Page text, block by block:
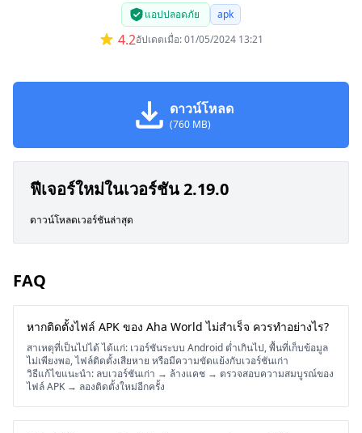
แอปปลอดภัย apk
4.2อัปเดตเมื่อ: 01/05/2024 13:21
ดาวน์โหลด
(760 MB)
ฟีเจอร์ใหม่ในเวอร์ชัน 2.19.0
ดาวน์โหลดเวอร์ชันล่าสุด
FAQ
หากติดตั้งไฟล์ APK ของ Aha World ไม่สำเร็จ ควรทำอย่างไร?
สาเหตุที่เป็นไปได้ ได้แก่: เวอร์ชันระบบ Android ต่ำเกินไป, พื้นที่เก็บข้อมูล
ไม่เพียงพอ, ไฟล์ติดตั้งเสียหาย หรือมีความขัดแย้งกับเวอร์ชันเก่า
วิธีแก้ไขแนะนำ: ลบเวอร์ชันเก่า → ล้างแคช → ตรวจสอบความสมบูรณ์ของ
ไฟล์ APK → ลองติดตั้งใหม่อีกครั้ง